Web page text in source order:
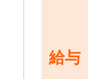
給与